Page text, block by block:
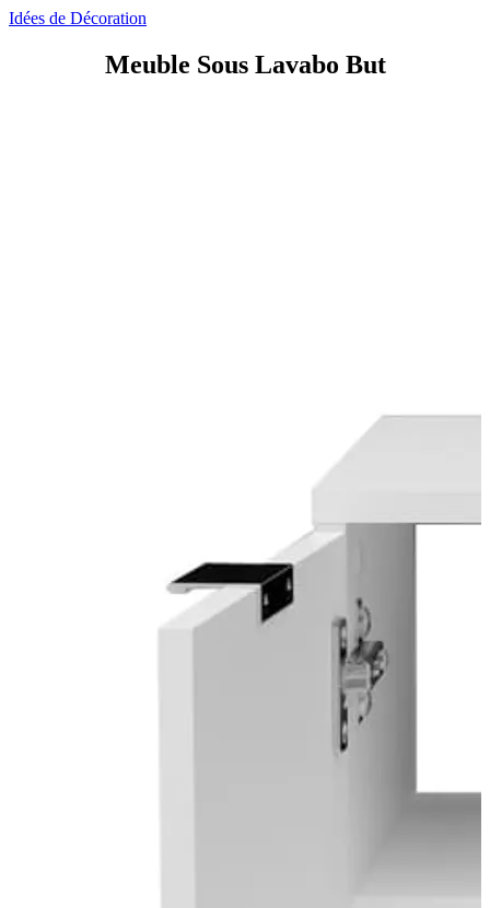
Idées de Décoration
Meuble Sous Lavabo But